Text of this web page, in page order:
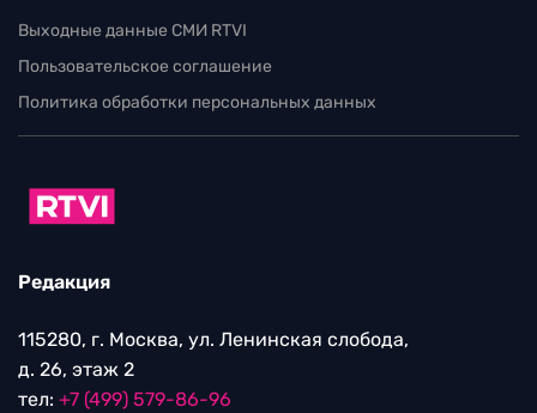
Выходные данные СМИ RTVI
Пользовательское соглашение
Политика обработки персональных данных
Редакция
115280, г. Москва, ул. Ленинская слобода,
д. 26, этаж 2
тел: +7 (499) 579-86-96